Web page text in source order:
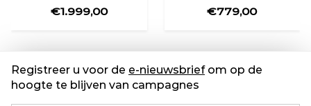
€1.999,00 €779,00
Registreer u voor de e-nieuwsbriefom op de
hoogte te blijven van campagnes